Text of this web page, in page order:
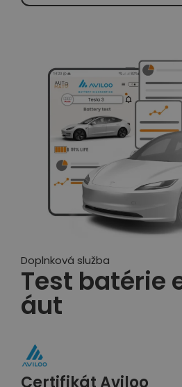
Doplnková služba
Test batérie
áut
Certifikát Aviloo